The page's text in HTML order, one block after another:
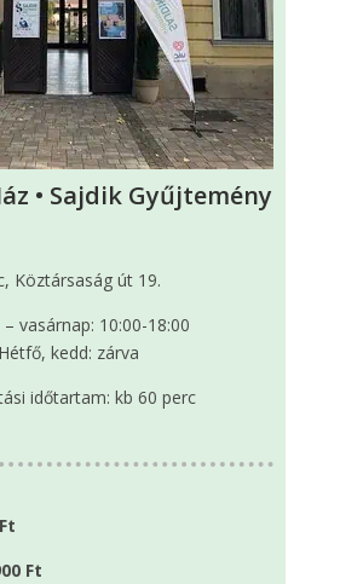
• Sajdik Gyűjtemény
Köztársaság út 19.
– vasárnap: 10:00-18:00
Hétfő, kedd: zárva
időtartam: kb 60 perc
Ft